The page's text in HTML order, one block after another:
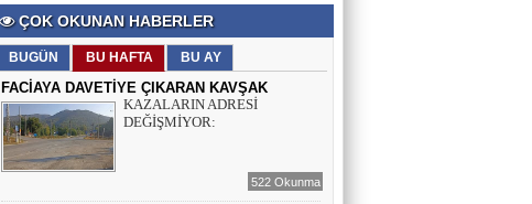
Muhsin ÖZTÜRK
Hıdırlık Tepesi Bizi Bekliyor…
ÇOK OKUNAN HABERLER
BUGÜN BU HAFTA BU AY
FACİAYA DAVETİYE ÇIKARAN KAVŞAK
KAZALARIN ADRESİ
DEĞİŞMİYOR:
522 Okunma